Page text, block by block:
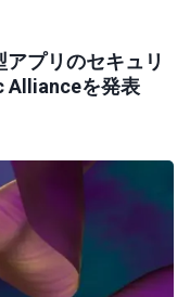
プリのセキュリ
Allianceを発表